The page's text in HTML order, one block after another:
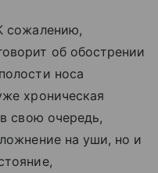
сожалению,
об обострении
носа
хроническая
свою очередь,
на уши, но и